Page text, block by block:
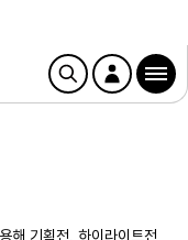
해 기획전, 하이라이트전